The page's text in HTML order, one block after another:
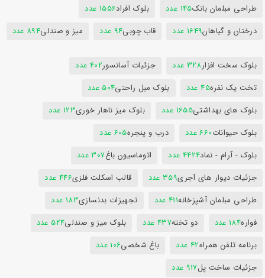
طراحی مبلمان بانک145 عدد بلوک افراد1556 عدد
درختان و گیاهان1649 عدد قاب چوبی94 عدد میز و صندلی894 عدد
بلوک سخت افزار328 عدد جزئیات آسانسور402 عدد
تخت یک نفره45 عدد بلوک مبل راحتی504 عدد
بلوک های بهداشتی1655 عدد بلوک میز ناهار خوری123 عدد
بلوک حیوانات660 عدد درب و پنجره605 عدد
بلوک - آرام - نماد4424 عدد اتوماسیون باغ307 عدد
جزئیات دیوار های آجری359 عدد قالب اسکلت فلزی446 عدد
طراحی مبلمان آشپزخانه411 عدد تجهیزات بدنسازی183 عدد
فواره184 عدد دو تخته437 عدد بلوک میز و صندلی524 عدد
برنامه تلفن همراه42 عدد باغ شخصی106 عدد
جزئیات ساخت پل917 عدد